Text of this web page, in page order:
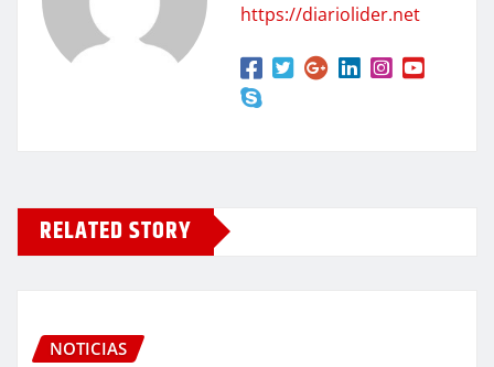
https://diariolider.net
RELATED STORY
NOTICIAS